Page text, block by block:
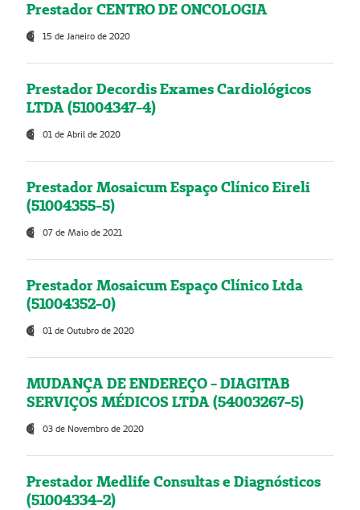
Prestador CENTRO DE ONCOLOGIA
15 de Janeiro de 2020
Prestador Decordis Exames Cardiológicos
LTDA (51004347-4)
01 de Abril de 2020
Prestador Mosaicum Espaço Clínico Eireli
(51004355-5)
07 de Maio de 2021
Prestador Mosaicum Espaço Clínico Ltda
(51004352-0)
01 de Outubro de 2020
MUDANÇA DE ENDEREÇO - DIAGITAB
SERVIÇOS MÉDICOS LTDA (54003267-5)
03 de Novembro de 2020
Prestador Medlife Consultas e Diagnósticos
(51004334-2)